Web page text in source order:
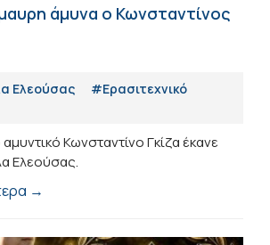
άμυνα ο Κωνσταντίνος
Ελεούσας
#Eρασιτεχνικό
Κωνσταντίνο Γκίζα έκανε
Ελεούσας.
→